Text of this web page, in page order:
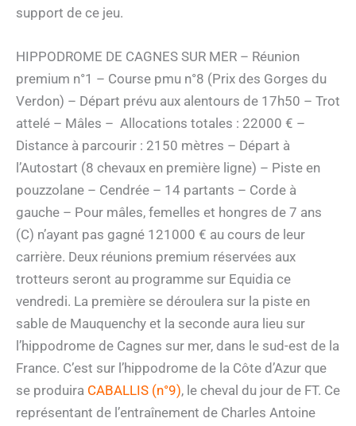
support de ce jeu.
HIPPODROME DE CAGNES SUR MER – Réunion
premium n°1 – Course pmu n°8 (Prix des Gorges du
Verdon) – Départ prévu aux alentours de 17h50 – Trot
attelé – Mâles – Allocations totales : 22000 € –
Distance à parcourir : 2150 mètres – Départ à
l’Autostart (8 chevaux en première ligne) – Piste en
pouzzolane – Cendrée – 14 partants – Corde à
gauche – Pour mâles, femelles et hongres de 7 ans
(C) n’ayant pas gagné 121000 € au cours de leur
carrière. Deux réunions premium réservées aux
trotteurs seront au programme sur Equidia ce
vendredi. La première se déroulera sur la piste en
sable de Mauquenchy et la seconde aura lieu sur
l’hippodrome de Cagnes sur mer, dans le sud-est de la
France. C’est sur l’hippodrome de la Côte d’Azur que
se produira CABALLIS (n°9), le cheval du jour de FT. Ce
représentant de l’entraînement de Charles Antoine